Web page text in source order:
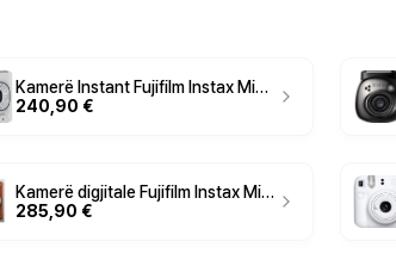
Kamerë Instant Fujifilm Instax Mini LiPlay – Bardhë
240,90 €
Kamerë digjitale Fujifilm Instax Mini Evo – Kafe/Argjend
285,90 €